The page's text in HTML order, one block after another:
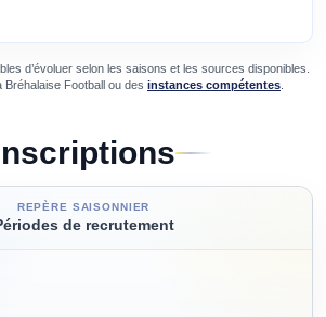
d’évoluer selon les saisons et les sources disponibles.
Bréhalaise Football ou des instances compétentes
REPÈRE SAISONNIER
de recrutement